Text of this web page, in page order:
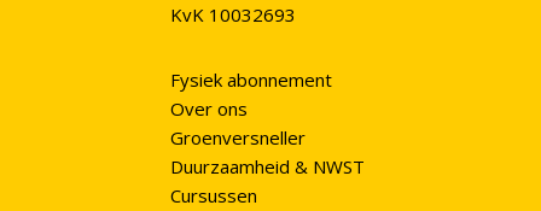
KvK 10032693
Fysiek abonnement
Over ons
Groenversneller
Duurzaamheid & NWST
Cursussen